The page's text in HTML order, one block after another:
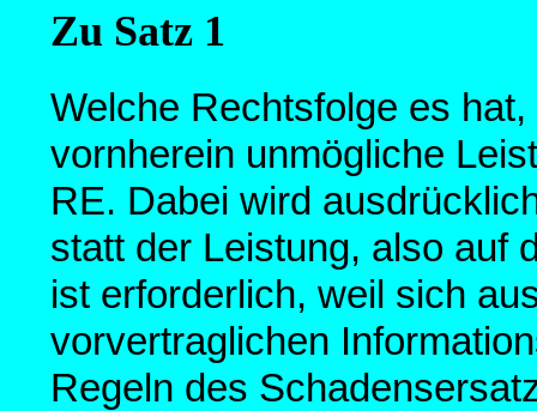
Zu Satz 1
Welche Rechtsfolge es
vornherein unmögliche
RE. Dabei wird
statt der Leistung, also auf
ist erforderlich, weil sich
vorvertraglichen
Regeln des